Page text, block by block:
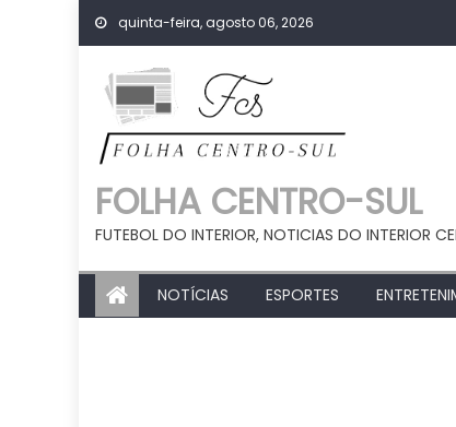
Skip
content
quinta-feira, agosto 06, 2026
FOLHA CENTRO-SUL
FUTEBOL DO INTERIOR, NOTICIAS DO INTERIOR
NOTÍCIAS ESPORTES